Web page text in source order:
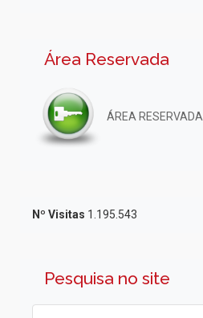
Área Reservada
ÁREA RESERVADA
Nº Visitas 1.195.543
Pesquisa no site